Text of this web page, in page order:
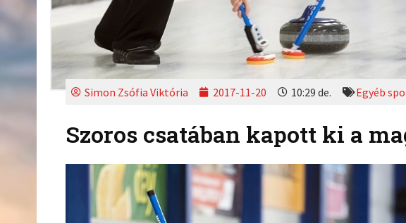
Simon Zsófia Viktória 2017-11-20 10:29 de. Egyéb
Szoros csatában kapott ki a